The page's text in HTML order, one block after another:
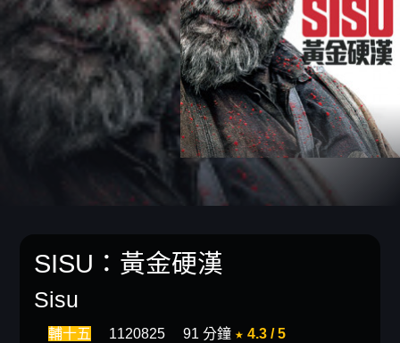
去敲定看片時間
SISU：黃金硬漢
Sisu
輔十五 1120825 91 分鐘 ★ 4.3 / 5